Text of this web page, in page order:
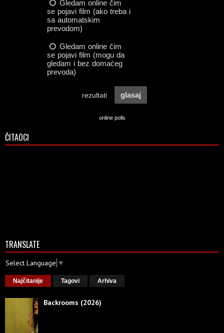
online polls
ČITAOCI
TRANSLATE
Select Language ▼
Najčitanije Tagovi Arhiva
Backrooms (2026)